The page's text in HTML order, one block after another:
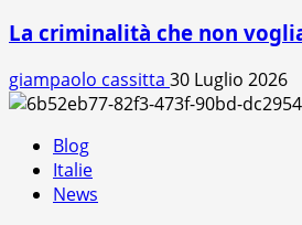
La criminalità che non
giampaolo cassitta 30 Luglio 2026
Blog
Italie
News